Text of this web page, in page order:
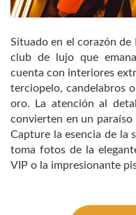
Situado en el corazón de
club de lujo que
cuenta con interiores
terciopelo, candelabros
oro. La atención al
convierten en un paraíso
Capture la esencia de la
toma fotos de la
VIP o la impresionante